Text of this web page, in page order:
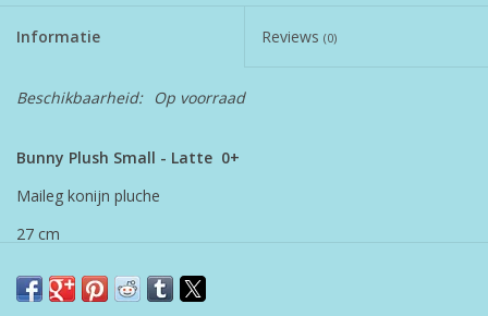
Informatie Reviews (0)
Beschikbaarheid: Op voorraad
Bunny Plush Small - Latte 0+
Maileg konijn pluche
27 cm